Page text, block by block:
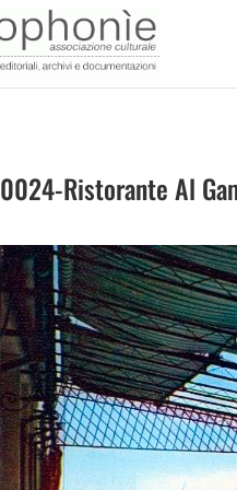
0024-Ristorante Al